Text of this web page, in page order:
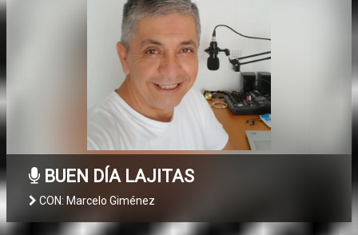
BUEN DÍA LAJITAS
CON: Marcelo Giménez